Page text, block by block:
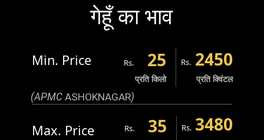
गेहूँ का भाव
35
Rs. 3480
Rs.
प्रति किलो
25
Rs.
प्रति क्विंटल
2450
Rs.
Max. Price
(APMCASHOKNAGAR)
Min. Price